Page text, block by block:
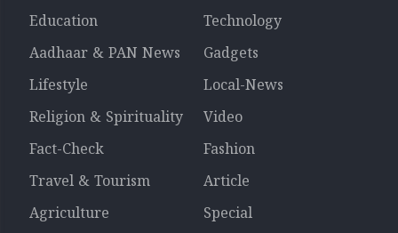
Education
Technology
Aadhaar & PAN News
Gadgets
Lifestyle
Local-News
Religion & Spirituality
Video
Fact-Check
Fashion
Travel & Tourism
Article
Agriculture
Special